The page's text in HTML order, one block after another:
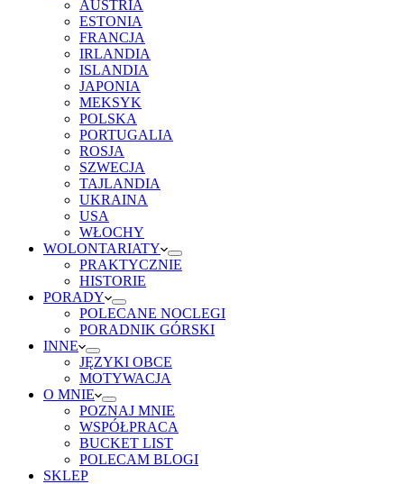
AUSTRIA
ESTONIA
FRANCJA
IRLANDIA
ISLANDIA
JAPONIA
MEKSYK
POLSKA
PORTUGALIA
ROSJA
SZWECJA
TAJLANDIA
UKRAINA
USA
WŁOCHY
WOLONTARIATY
PRAKTYCZNIE
HISTORIE
PORADY
POLECANE NOCLEGI
PORADNIK GÓRSKI
INNE
JĘZYKI OBCE
MOTYWACJA
O MNIE
POZNAJ MNIE
WSPÓŁPRACA
BUCKET LIST
POLECAM BLOGI
SKLEP